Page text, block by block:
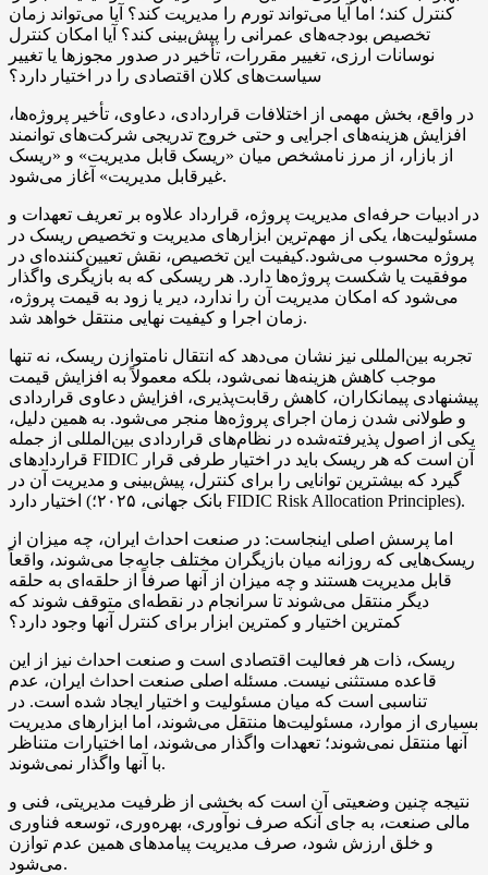
کنترل کند؛ اما آیا می‌تواند تورم را مدیریت کند؟ آیا می‌تواند زمان
تخصیص بودجه‌های عمرانی را پیش‌بینی کند؟ آیا امکان کنترل
نوسانات ارزی، تغییر مقررات، تأخیر در صدور مجوزها یا تغییر
سیاست‌های کلان اقتصادی را در اختیار دارد؟
در واقع، بخش مهمی از اختلافات قراردادی، دعاوی، تأخیر پروژه‌ها،
افزایش هزینه‌های اجرایی و حتی خروج تدریجی شرکت‌های توانمند
از بازار، از مرز نامشخص میان «ریسک قابل مدیریت» و «ریسک
غیرقابل مدیریت» آغاز می‌شود.
در ادبیات حرفه‌ای مدیریت پروژه، قرارداد علاوه بر تعریف تعهدات و
مسئولیت‌ها، یکی از مهم‌ترین ابزارهای مدیریت و تخصیص ریسک در
پروژه محسوب می‌شود.کیفیت این تخصیص، نقش تعیین‌کننده‌ای در
موفقیت یا شکست پروژه‌ها دارد. هر ریسکی که به بازیگری واگذار
می‌شود که امکان مدیریت آن را ندارد، دیر یا زود به قیمت پروژه،
زمان اجرا و کیفیت نهایی منتقل خواهد شد.
تجربه بین‌المللی نیز نشان می‌دهد که انتقال نامتوازن ریسک، نه تنها
موجب کاهش هزینه‌ها نمی‌شود، بلکه معمولاً به افزایش قیمت
پیشنهادی پیمانکاران، کاهش رقابت‌پذیری، افزایش دعاوی قراردادی
و طولانی شدن زمان اجرای پروژه‌ها منجر می‌شود. به همین دلیل،
یکی از اصول پذیرفته‌شده در نظام‌های قراردادی بین‌المللی از جمله
قراردادهای FIDIC آن است که هر ریسک باید در اختیار طرفی قرار
گیرد که بیشترین توانایی را برای کنترل، پیش‌بینی و مدیریت آن در
اختیار دارد (بانک جهانی، ۲۰۲۵؛ FIDIC Risk Allocation Principles).
اما پرسش اصلی اینجاست: در صنعت احداث ایران، چه میزان از
ریسک‌هایی که روزانه میان بازیگران مختلف جابه‌جا می‌شوند، واقعاً
قابل مدیریت هستند و چه میزان از آنها صرفاً از حلقه‌ای به حلقه
دیگر منتقل می‌شوند تا سرانجام در نقطه‌ای متوقف شوند که
کمترین اختیار و کمترین ابزار برای کنترل آنها وجود دارد؟
ریسک، ذات هر فعالیت اقتصادی است و صنعت احداث نیز از این
قاعده مستثنی نیست. مسئله اصلی صنعت احداث ایران، عدم
تناسبی است که میان مسئولیت و اختیار ایجاد شده است. در
بسیاری از موارد، مسئولیت‌ها منتقل می‌شوند، اما ابزارهای مدیریت
آنها منتقل نمی‌شوند؛ تعهدات واگذار می‌شوند، اما اختیارات متناظر
با آنها واگذار نمی‌شوند.
نتیجه چنین وضعیتی آن است که بخشی از ظرفیت مدیریتی، فنی و
مالی صنعت، به جای آنکه صرف نوآوری، بهره‌وری، توسعه فناوری
و خلق ارزش شود، صرف مدیریت پیامدهای همین عدم توازن
می‌شود.